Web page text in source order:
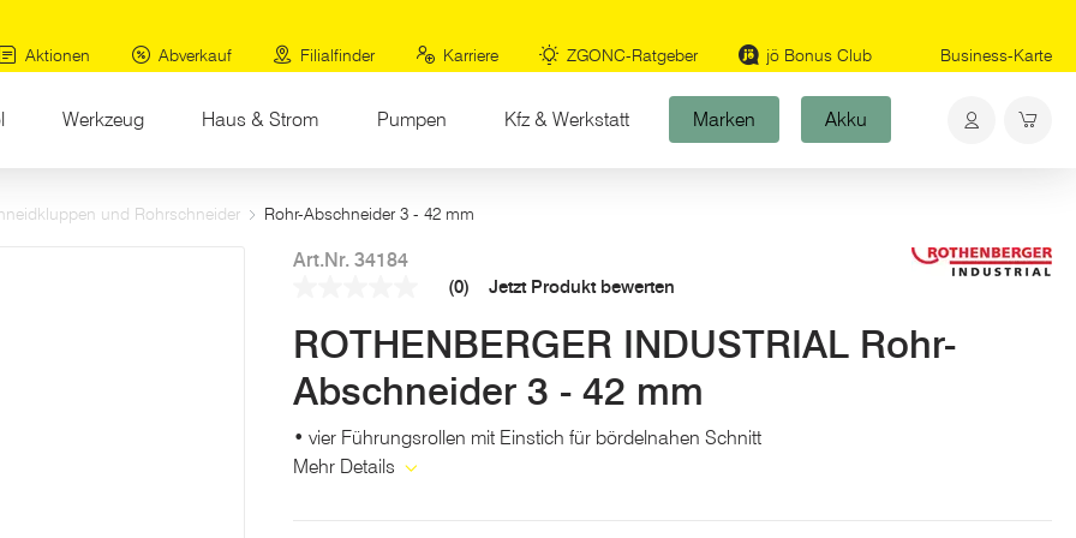
Aktionen
Abverkauf Filialfinder Karriere ZGONC-Ratgeber jö Bonus Club Business-Karte
Werkzeug Haus & Strom Pumpen Kfz & Werkstatt Marken Akku
und Rohrschneider Rohr-Abschneider 3 - 42 mm
Art.Nr. 34184
Link
auf
derselben
Seite.
(0) Jetzt Produkt bewerten
ROTHENBERGER INDUSTRIAL Rohr-
Abschneider 3 - 42 mm
• vier Führungsrollen mit Einstich für bördelnahen Schnitt
Mehr Details